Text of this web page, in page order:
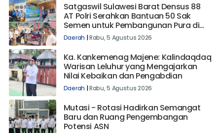
Satgaswil Sulawesi Barat Densus 88
AT Polri Serahkan Bantuan 50 Sak
Semen untuk Pembangunan Pura di
Mehalaan Barat
Daerah |Rabu, 5 Agustus 2026
Ka. Kankemenag Majene: Kalindaqdaq
Warisan Leluhur yang Mengajarkan
Nilai Kebaikan dan Pengabdian
Daerah |Rabu, 5 Agustus 2026
Mutasi - Rotasi Hadirkan Semangat
Baru dan Ruang Pengembangan
Potensi ASN